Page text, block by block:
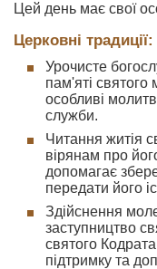
Цей день має свої
Церковні традиції:
Урочисте
пам'яті
особливі
служби.
Читання житія
вірянам про
допомагає
передати його
Здійснення
заступництво
святого
підтримку та